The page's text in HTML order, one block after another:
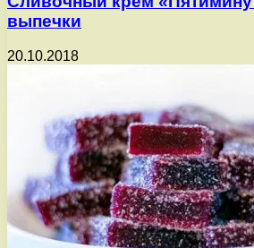
выпечки
20.10.2018